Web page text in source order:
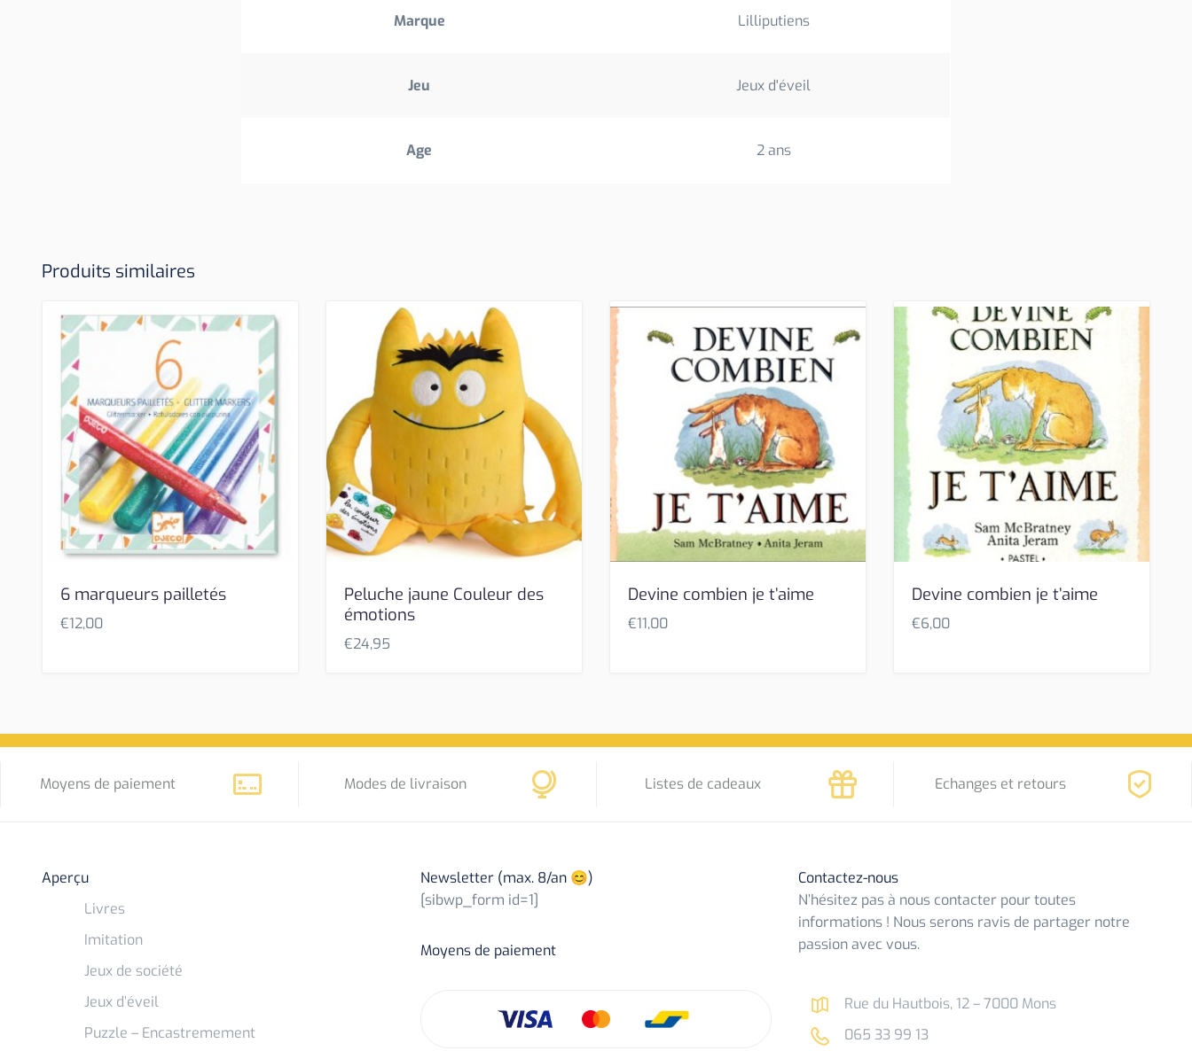
Marque Lilliputiens
Jeu Jeux d'éveil
Age 2 ans
Produits similaires
6 marqueurs pailletés
€12,00
Peluche jaune Couleur des
émotions
€24,95
Devine combien je t’aime
€11,00
Devine combien je t’aime
€6,00
Moyens de paiement Modes de livraison Listes de cadeaux Echanges et retours
Aperçu
Livres
Imitation
Jeux de société
Jeux d’éveil
Puzzle – Encastremement
Newsletter (max. 8/an 😊)
[sibwp_form id=1]
Moyens de paiement
Contactez-nous
N’hésitez pas à nous contacter pour toutes
informations ! Nous serons ravis de partager notre
passion avec vous.
Rue du Hautbois, 12 – 7000 Mons
065 33 99 13